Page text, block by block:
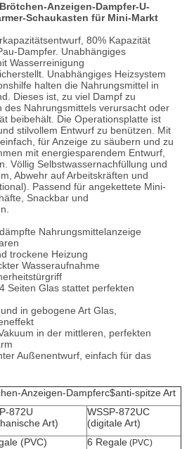
Anzeigen-Dampfer-U-
Schaukasten für Mini-Markt
80% Kapazität
Dampfer. Unabhängiges
Wasserreinigung
Unabhängiges Heizsystem
halten die Nahrungsmittel in
Dieses ist, zu viel Dampf zu
des Nahrungsmittels verursacht oder
beibehält. Die Operationsplatte ist
stilvollem Entwurf zu benützen. Mit
für Anzeige zu säubern und zu
mit energiesparendem Entwurf,
Völlig Selbstwassernachfüllung und
Abwehr auf Arbeitskräften und
Passend für angekettete Mini-
Snackbar und
Nahrungsmittelanzeige
trockene Heizung
Wasseraufnahme
Seiten Glas stattet perfekten
in gebogene Art Glas,
in der mittleren, perfekten
Außenentwurf, einfach für das
Anzeigen-Dampferc$anti-spitze Art
872U
Art)
WSSP-872UC
(digitale Art)
(PVC) 6 Regale (PVC)